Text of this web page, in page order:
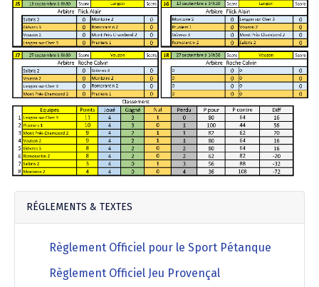
RÉGLEMENTS & TEXTES
Règlement Officiel pour le Sport Pétanque
Règlement Officiel Jeu Provençal
Agenda Concours Vétérans
Régionaux & Championnats de France
Résultats & Classement Division 4 B
Résultats & Classement Division 5 A
Championnat Triplettes Mixtes
Championnat Triplettes Vétérans
Palmarès Comité du Loir & Cher
Championnat Individuel Féminin
Championnat Individuel Masculin